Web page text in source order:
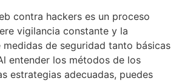
contra hackers es un proceso
vigilancia constante y la
de seguridad tanto básicas
entender los métodos de los
estrategias adecuadas, puedes